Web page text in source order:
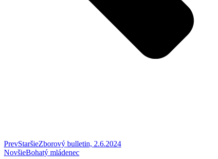
PrevStaršieZborový bulletin, 2.6.2024
NovšieBohatý mládenec